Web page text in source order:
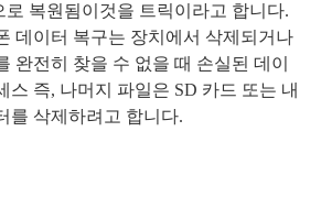
로 복원됨이것을 트릭이라고 합니다.
데이터 복구는 장치에서 삭제되거나
완전히 찾을 수 없을 때 손실된 데이
스 즉, 나머지 파일은 SD 카드 또는 내
를 삭제하려고 합니다.